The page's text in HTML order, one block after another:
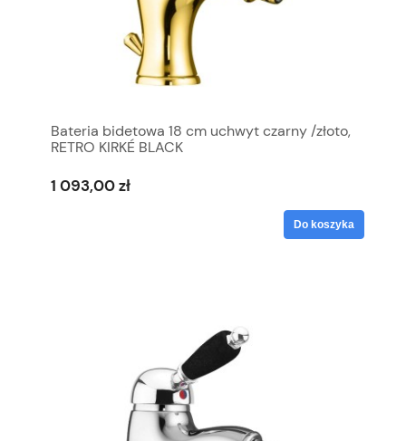
Bateria bidetowa 18 cm uchwyt czarny /złoto,
RETRO KIRKÉ BLACK
1 093,00 zł
Do koszyka